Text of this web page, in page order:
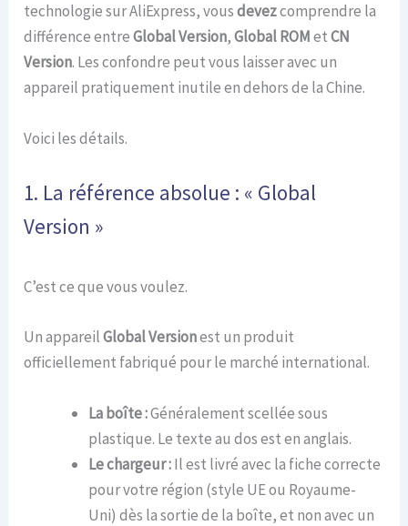
technologie sur AliExpress, vousdevezcomprendre la
différence entreGlobal Version,Global ROMetCN
Version. Les confondre peut vous laisser avec un
appareil pratiquement inutile en dehors de la Chine.
Voici les détails.
1. La référence absolue : « Global
Version »
C’est ce que vous voulez.
Un appareilGlobal Versionest un produit
officiellement fabriqué pour le marché international.
La boîte :Généralement scellée sous
plastique. Le texte au dos est en anglais.
Le chargeur :Il est livré avec la fiche correcte
pour votre région (style UE ou Royaume-
Uni) dès la sortie de la boîte, et non avec un